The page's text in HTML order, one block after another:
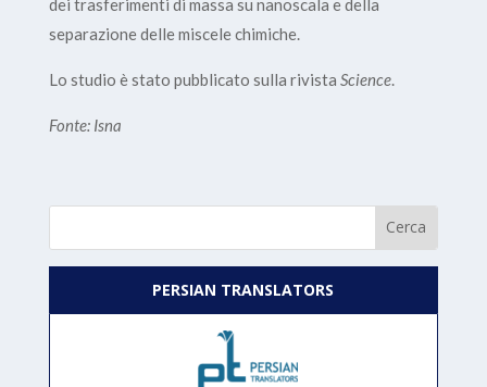
dei trasferimenti di massa su nanoscala e della
separazione delle miscele chimiche.
Lo studio è stato pubblicato sulla rivista Science.
Fonte: Isna
PERSIAN TRANSLATORS